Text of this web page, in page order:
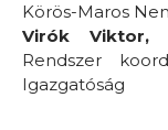
Körös-Maros
Virók Viktor,
Rendszer
Igazgatóság